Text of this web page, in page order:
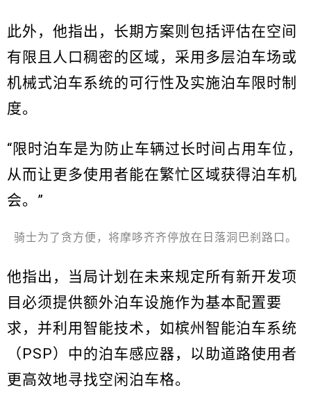
此外，他指出，长期方案则包括评估在空间
有限且人口稠密的区域，采用多层泊车场或
机械式泊车系统的可行性及实施泊车限时制
度。
“限时泊车是为防止车辆过长时间占用车位，
从而让更多使用者能在繁忙区域获得泊车机
会。”
骑士为了贪方便，将摩哆齐齐停放在日落洞巴刹路口。
他指出，当局计划在未来规定所有新开发项
目必须提供额外泊车设施作为基本配置要
求，并利用智能技术，如槟州智能泊车系统
（PSP）中的泊车感应器，以助道路使用者
更高效地寻找空闲泊车格。